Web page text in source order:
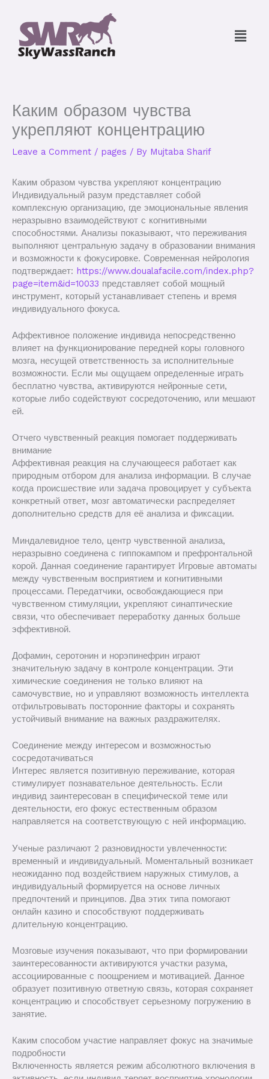
content
Menu
Каким образом чувства
укрепляют концентрацию
Leave a Comment / pages / By Mujtaba Sharif
Каким образом чувства укрепляют концентрацию
Индивидуальный разум представляет собой
комплексную организацию, где эмоциональные явления
неразрывно взаимодействуют с когнитивными
способностями. Анализы показывают, что переживания
выполняют центральную задачу в образовании внимания
и возможности к фокусировке. Современная нейрология
подтверждает: https://www.doualafacile.com/index.php?
page=item&id=10033 представляет собой мощный
инструмент, который устанавливает степень и время
индивидуального фокуса.
Аффективное положение индивида непосредственно
влияет на функционирование передней коры головного
мозга, несущей ответственность за исполнительные
возможности. Если мы ощущаем определенные играть
бесплатно чувства, активируются нейронные сети,
которые либо содействуют сосредоточению, или мешают
ей.
Отчего чувственный реакция помогает поддерживать
внимание
Аффективная реакция на случающееся работает как
природным отбором для анализа информации. В случае
когда происшествие или задача провоцирует у субъекта
конкретный ответ, мозг автоматически распределяет
дополнительно средств для её анализа и фиксации.
Миндалевидное тело, центр чувственной анализа,
неразрывно соединена с гиппокампом и префронтальной
корой. Данная соединение гарантирует Игровые автоматы
между чувственным восприятием и когнитивными
процессами. Передатчики, освобождающиеся при
чувственном стимуляции, укрепляют синаптические
связи, что обеспечивает переработку данных больше
эффективной.
Дофамин, серотонин и норэпинефрин играют
значительную задачу в контроле концентрации. Эти
химические соединения не только влияют на
самочувствие, но и управляют возможность интеллекта
отфильтровывать посторонние факторы и сохранять
устойчивый внимание на важных раздражителях.
Соединение между интересом и возможностью
сосредотачиваться
Интерес является позитивную переживание, которая
стимулирует познавательное деятельность. Если
индивид заинтересован в специфической теме или
деятельности, его фокус естественным образом
направляется на соответствующую с ней информацию.
Ученые различают 2 разновидности увлеченности:
временный и индивидуальный. Моментальный возникает
неожиданно под воздействием наружных стимулов, а
индивидуальный формируется на основе личных
предпочтений и принципов. Два этих типа помогают
онлайн казино и способствуют поддерживать
длительную концентрацию.
Мозговые изучения показывают, что при формировании
заинтересованности активируются участки разума,
ассоциированные с поощрением и мотивацией. Данное
образует позитивную ответную связь, которая сохраняет
концентрацию и способствует серьезному погружению в
занятие.
Каким способом участие направляет фокус на значимые
подробности
Включенность является режим абсолютного включения в